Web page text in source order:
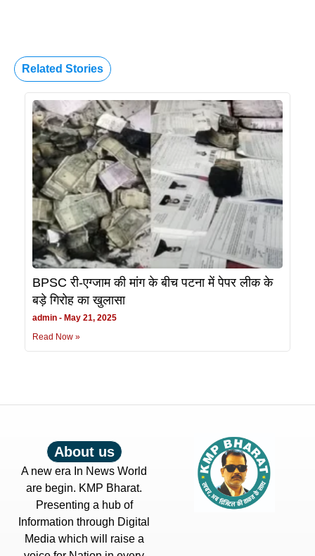
Related Stories
BPSC री-एग्जाम की मांग के बीच पटना में पेपर लीक के
बड़े गिरोह का खुलासा
admin
May 21, 2025
Read Now »
About us
A new era In News World
are begin. KMP Bharat.
Presenting a hub of
Information through Digital
Media which will raise a